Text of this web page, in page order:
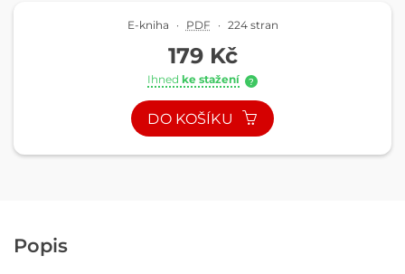
E-kniha · PDF · 224 stran
179 Kč
Ihned ke stažení ?
DO KOŠÍKU
Popis